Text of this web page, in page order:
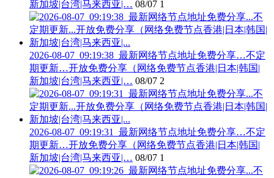
新加坡|台湾|马来西亚|… 08/07 1
2026-08-07_09:19:38_最新网络节点地址免费分享…不定
期更新…开放免费分享（网络免费节点香港|日本|韩国|
新加坡|台湾|马来西亚|… 08/07 2
2026-08-07_09:19:31_最新网络节点地址免费分享…不定
期更新…开放免费分享（网络免费节点香港|日本|韩国|
新加坡|台湾|马来西亚|… 08/07 1